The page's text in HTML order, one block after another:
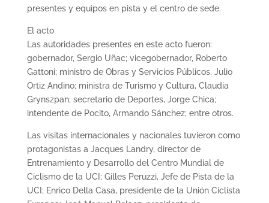
presentes y equipos en pista y el centro de sede.
El acto
Las autoridades presentes en este acto fueron:
gobernador, Sergio Uñac; vicegobernador, Roberto
Gattoni; ministro de Obras y Servicios Públicos, Julio
Ortiz Andino; ministra de Turismo y Cultura, Claudia
Grynszpan; secretario de Deportes, Jorge Chica;
intendente de Pocito, Armando Sánchez; entre otros.
Las visitas internacionales y nacionales tuvieron como
protagonistas a Jacques Landry, director de
Entrenamiento y Desarrollo del Centro Mundial de
Ciclismo de la UCI; Gilles Peruzzi, Jefe de Pista de la
UCI; Enrico Della Casa, presidente de la Unión Ciclista